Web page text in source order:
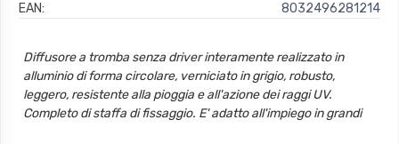
EAN: 8032496281214
Diffusore a tromba senza driver interamente realizzato in
alluminio di forma circolare, verniciato in grigio, robusto,
leggero, resistente alla pioggia e all'azione dei raggi UV.
Completo di staffa di fissaggio. E' adatto all'impiego in grandi